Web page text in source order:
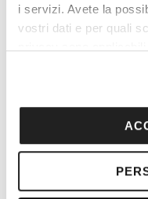
i servizi. Avete la
vostri dati e per quali
modificare o revocare
sull'icona di
raccogliere
Vicolo dei Lavandai,